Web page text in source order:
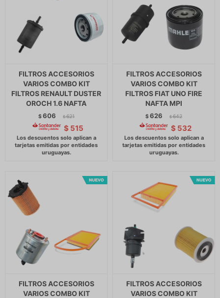
FILTROS ACCESORIOS
VARIOS COMBO KIT
FILTROS RENAULT DUSTER
OROCH 1.6 NAFTA
$606 $ 621
$ 515
FILTROS ACCESORIOS
VARIOS COMBO KIT
FILTROS FIAT UNO FIRE
NAFTA MPI
$626 $ 642
$ 532
FILTROS ACCESORIOS
VARIOS COMBO KIT
FILTROS ACCESORIOS
VARIOS COMBO KIT